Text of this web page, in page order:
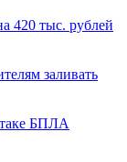
420 тыс. рублей
заливать
БПЛА